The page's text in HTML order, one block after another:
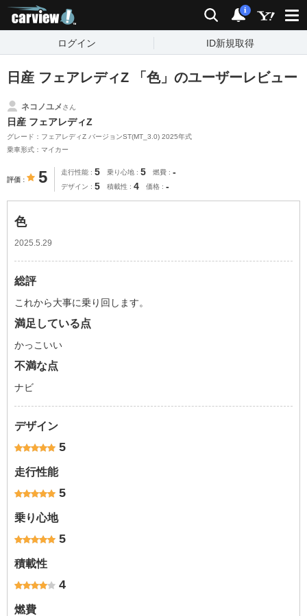
検索 通知
i
ログイン ID新規取得
日産 フェアレディZ 「色」のユーザーレビュー
ネコノユメ さん
日産 フェアレディZ
グレード：フェアレディZ バージョンST(MT_3.0) 2025年式
乗車形式：マイカー
評価 5 走行性能 5 乗り心地 5 燃費 -
デザイン 5 積載性 4 価格 -
色
2025.5.29
総評
これから大事に乗り回します。
満足している点
かっこいい
不満な点
ナビ
デザイン
5
走行性能
5
乗り心地
5
積載性
4
燃費